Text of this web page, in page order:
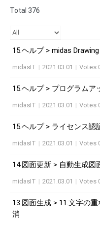
Total 376
15.ヘルプ > midas
midasIT | 2021.03.01 | Votes
15.ヘルプ > プログラムア
midasIT | 2021.03.01 | Votes
15.ヘルプ > ライセンス認
midasIT | 2021.03.01 | Votes
14.図面更新 > 自動生成図
midasIT | 2021.03.01 | Votes
13.図面生成 > 11.文字の
消